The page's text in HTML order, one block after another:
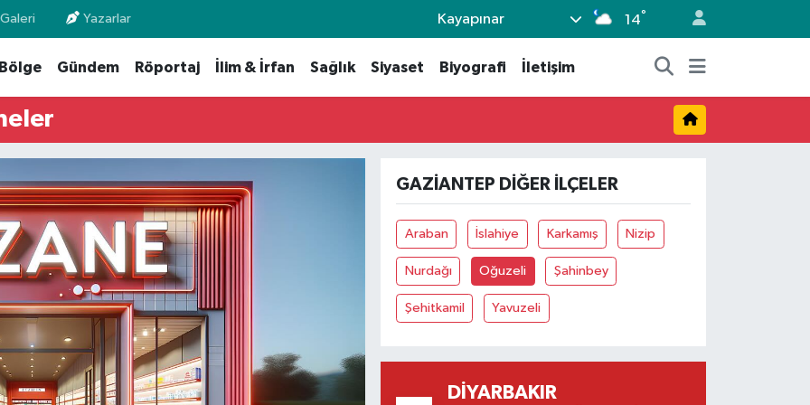
Yazarlar Kayapınar 14°
Bölge Gündem Röportaj İlim & İrfan Sağlık Siyaset Biyografi İletişim
GAZIANTEP DIĞER İLÇELER
Araban İslahiye Karkamış Nizip
Nurdağı Oğuzeli Şahinbey
Şehitkamil Yavuzeli
DIYARBAKIR